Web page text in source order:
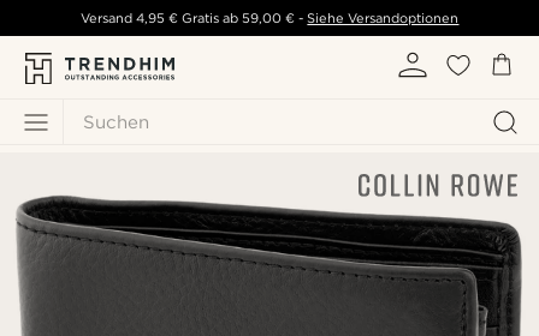
Suchen
Versand 4,95 € Gratis ab 59,00 € - Siehe Versandoptionen